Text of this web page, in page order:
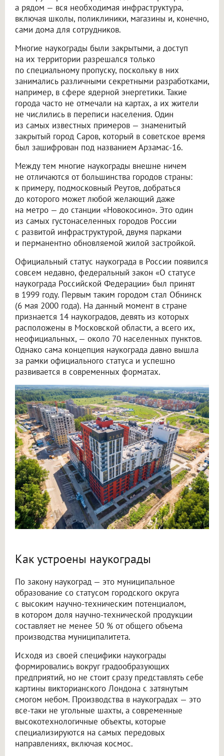
а рядом — вся необходимая инфраструктура,
включая школы, поликлиники, магазины и, конечно,
сами дома для сотрудников.
Многие наукограды были закрытыми, а доступ
на их территории разрешался только
по специальному пропуску, поскольку в них
занимались различными секретными разработками,
например, в сфере ядерной энергетики. Такие
города часто не отмечали на картах, а их жители
не числились в переписи населения. Один
из самых известных примеров — знаменитый
закрытый город Саров, который в советское время
был зашифрован под названием Арзамас-16.
Между тем многие наукограды внешне ничем
не отличаются от большинства городов страны:
к примеру, подмосковный Реутов, добраться
до которого может любой желающий даже
на метро — до станции «Новокосино». Это один
из самых густонаселенных городов России
с развитой инфраструктурой, двумя парками
и перманентно обновляемой жилой застройкой.
Официальный статус наукограда в России появился
совсем недавно, федеральный закон «О статусе
наукограда Российской Федерации» был принят
в 1999 году. Первым таким городом стал Обнинск
(6 мая 2000 года). На данный момент в стране
признается 14 наукоградов, девять из которых
расположены в Московской области, а всего их,
неофициальных, — около 70 населенных пунктов.
Однако сама концепция наукограда давно вышла
за рамки официального статуса и успешно
развивается в современных форматах.
Как устроены наукограды
По закону наукоград — это муниципальное
образование со статусом городского округа
с высоким научно-техническим потенциалом,
в котором доля научно-технической продукции
составляет не менее 50 % от общего объема
производства муниципалитета.
Исходя из своей специфики наукограды
формировались вокруг градообразующих
предприятий, но не стоит сразу представлять себе
картины викторианского Лондона с затянутым
смогом небом. Производства в наукоградах — это
все-таки не угольные шахты, а современные
высокотехнологичные объекты, которые
специализируются на самых передовых
направлениях, включая космос.